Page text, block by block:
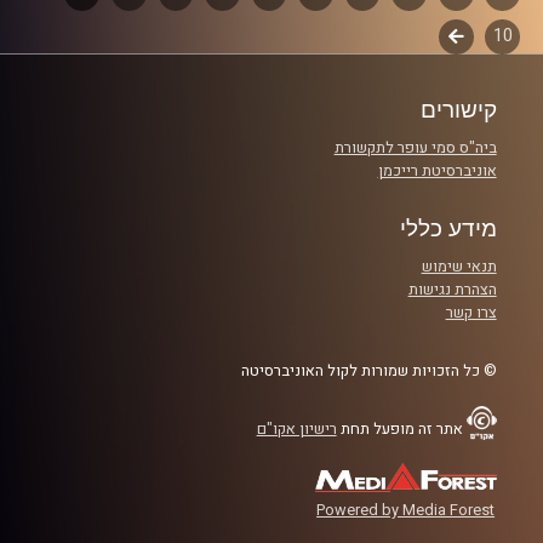
קרדיט תמונות:AudioVersity
פרקים
10
לשלב
קישורים
ביה"ס סמי עופר לתקשורת
אוניברסיטת רייכמן
מידע כללי
תנאי שימוש
הצהרת נגישות
צרו קשר
© כל הזכויות שמורות לקול האוניברסיטה
אתר זה מופעל תחת רישיון אקו"ם
Powered by Media Forest